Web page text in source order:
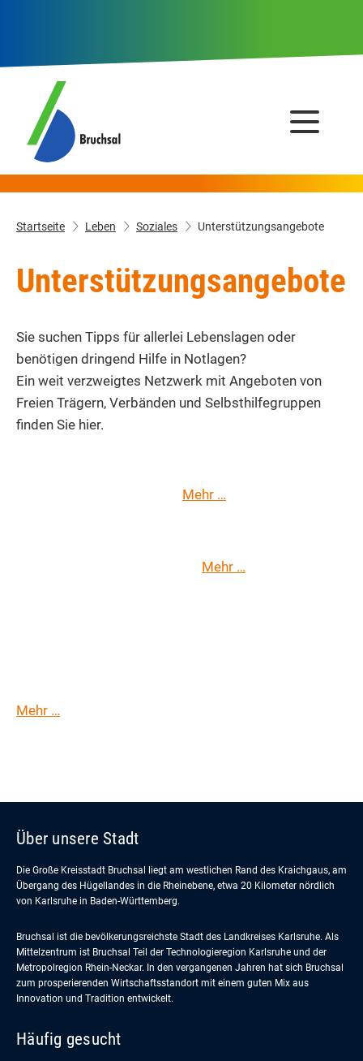
Startseite Leben Soziales Unterstützungsangebote
Unterstützungsangebote
Sie suchen Tipps für allerlei Lebenslagen oder
benötigen dringend Hilfe in Notlagen?
Ein weit verzweigtes Netzwerk mit Angeboten von
Freien Trägern, Verbänden und Selbsthilfegruppen
finden Sie hier.
Mehr …
Mehr …
Mehr …
Über unsere Stadt
Die Große Kreisstadt Bruchsal liegt am westlichen Rand des Kraichgaus, am
Übergang des Hügellandes in die Rheinebene, etwa 20 Kilometer nördlich
von Karlsruhe in Baden-Württemberg.
Bruchsal ist die bevölkerungsreichste Stadt des Landkreises Karlsruhe. Als
Mittelzentrum ist Bruchsal Teil der Technologieregion Karlsruhe und der
Metropolregion Rhein-Neckar. In den vergangenen Jahren hat sich Bruchsal
zum prosperierenden Wirtschaftsstandort mit einem guten Mix aus
Innovation und Tradition entwickelt.
Häufig gesucht